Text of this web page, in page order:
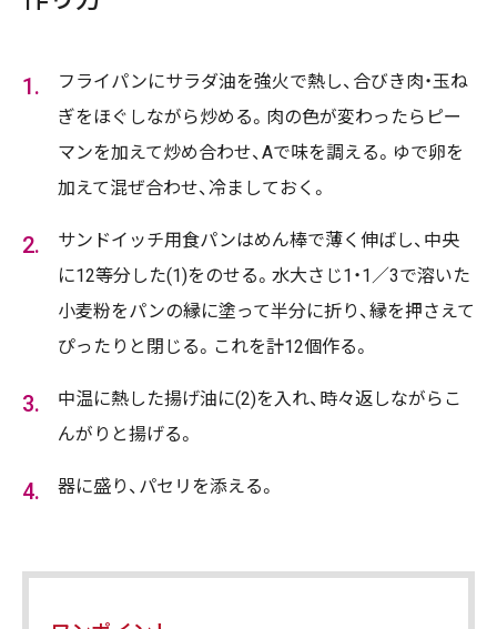
フライパンにサラダ油を強火で熱し、合びき肉・玉ね
ぎをほぐしながら炒める。肉の色が変わったらピー
マンを加えて炒め合わせ、Aで味を調える。ゆで卵を
加えて混ぜ合わせ、冷ましておく。
サンドイッチ用食パンはめん棒で薄く伸ばし、中央
に12等分した(1)をのせる。水大さじ1・1／3で溶いた
小麦粉をパンの縁に塗って半分に折り、縁を押さえて
ぴったりと閉じる。これを計12個作る。
中温に熱した揚げ油に(2)を入れ、時々返しながらこ
んがりと揚げる。
器に盛り、パセリを添える。